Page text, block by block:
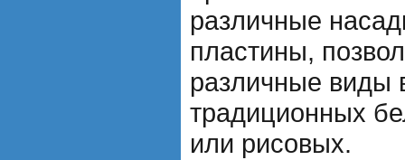
различные
пластины,
различные виды
традиционных
или рисовых.